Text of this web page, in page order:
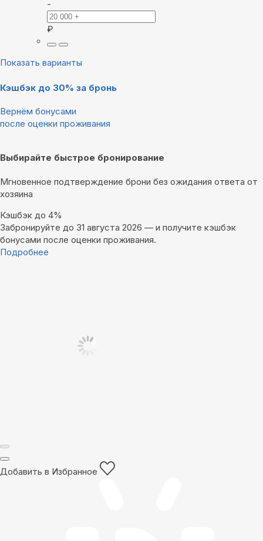
-
₽
Показать варианты
Кэшбэк до 30% за бронь
Вернём бонусами
после оценки проживания
Выбирайте быстрое бронирование
Мгновенное подтверждение брони без ожидания ответа от
хозяина
Кэшбэк до 4%
Забронируйте до 31 августа 2026 — и получите кэшбэк
бонусами после оценки проживания.
Подробнее
Добавить в Избранное